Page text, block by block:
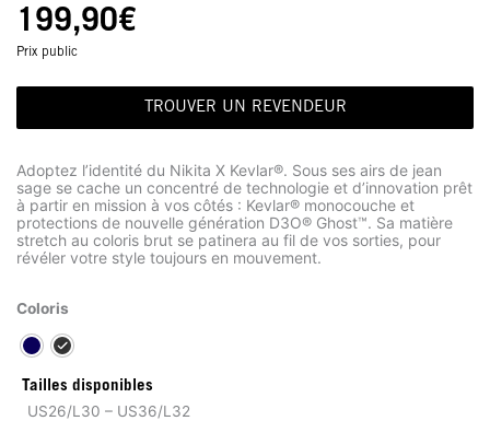
199,90€
Prix public
TROUVER UN REVENDEUR
Adoptez l’identité du Nikita X Kevlar®. Sous ses airs de jean
sage se cache un concentré de technologie et d’innovation prêt
à partir en mission à vos côtés : Kevlar® monocouche et
protections de nouvelle génération D3O® Ghost™. Sa matière
stretch au coloris brut se patinera au fil de vos sorties, pour
révéler votre style toujours en mouvement.
Coloris
Tailles disponibles
US26/L30 – US36/L32